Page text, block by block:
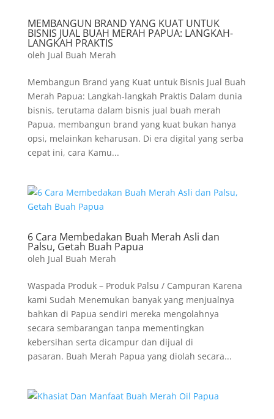
MEMBANGUN BRAND YANG KUAT UNTUK
BISNIS JUAL BUAH MERAH PAPUA: LANGKAH-
LANGKAH PRAKTIS
oleh Jual Buah Merah
Membangun Brand yang Kuat untuk Bisnis Jual Buah
Merah Papua: Langkah-langkah Praktis Dalam dunia
bisnis, terutama dalam bisnis jual buah merah
Papua, membangun brand yang kuat bukan hanya
opsi, melainkan keharusan. Di era digital yang serba
cepat ini, cara Kamu...
6 Cara Membedakan Buah Merah Asli dan
Palsu, Getah Buah Papua
oleh Jual Buah Merah
Waspada Produk – Produk Palsu / Campuran Karena
kami Sudah Menemukan banyak yang menjualnya
bahkan di Papua sendiri mereka mengolahnya
secara sembarangan tanpa mementingkan
kebersihan serta dicampur dan dijual di
pasaran. Buah Merah Papua yang diolah secara...